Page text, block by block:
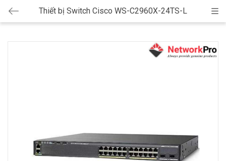
Thiết bị Switch Cisco WS-C2960X-24TS-L